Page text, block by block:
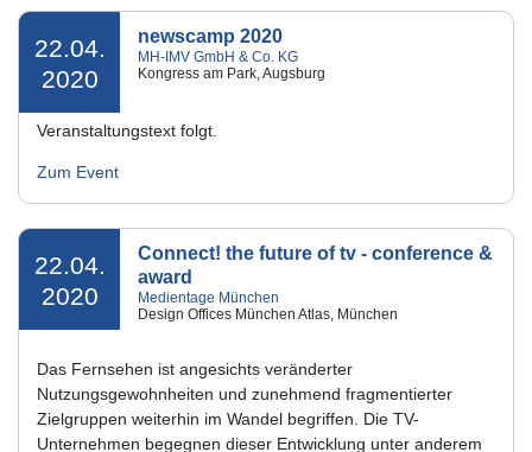
22.04.
2020
newscamp 2020
MH-IMV GmbH & Co. KG
Kongress am Park, Augsburg
Veranstaltungstext folgt.
Zum Event
22.04.
2020
Connect! the future of tv - conference &
award
Medientage München
Design Offices München Atlas, München
Das Fernsehen ist angesichts veränderter
Nutzungsgewohnheiten und zunehmend fragmentierter
Zielgruppen weiterhin im Wandel begriffen. Die TV-
Unternehmen begegnen dieser Entwicklung unter anderem